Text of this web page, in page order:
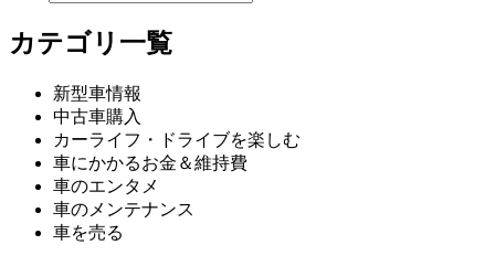
カテゴリ一覧
新型車情報
中古車購入
カーライフ・ドライブを楽しむ
車にかかるお金＆維持費
車のエンタメ
車のメンテナンス
車を売る